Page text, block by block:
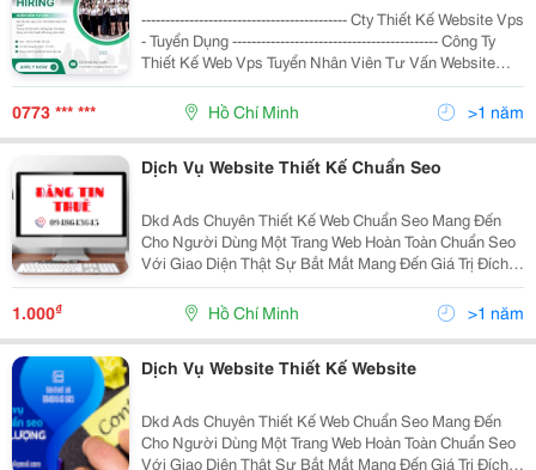
------------------------------------------- Cty Thiết Kế Website Vps
- Tuyển Dụng ------------------------------------------- Công Ty
Thiết Kế Web Vps Tuyển Nhân Viên Tư Vấn Website
Nơi Làm Việc: Văn Phòng, Môi Trường Làm Việc
Chuyên Nghi
0773 *** *** Hồ Chí Minh >1 năm
Dịch Vụ Website Thiết Kế Chuẩn Seo
Dkd Ads Chuyên Thiết Kế Web Chuẩn Seo Mang Đến
Cho Người Dùng Một Trang Web Hoàn Toàn Chuẩn Seo
Với Giao Diện Thật Sự Bắt Mắt Mang Đến Giá Trị Đích
Thực Cho Sản Phẩm, Cũng Như Uy Tín Của Công Ty
Hay Dịch Vụ Của Quý Khách Một Website Có Đầy Đủ
Những T
1.000₫ Hồ Chí Minh >1 năm
Dịch Vụ Website Thiết Kế Website
Dkd Ads Chuyên Thiết Kế Web Chuẩn Seo Mang Đến
Cho Người Dùng Một Trang Web Hoàn Toàn Chuẩn Seo
Với Giao Diện Thật Sự Bắt Mắt Mang Đến Giá Trị Đích